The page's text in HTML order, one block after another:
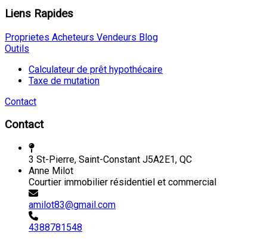
Liens Rapides
Proprietes Acheteurs Vendeurs Blog
Outils
Calculateur de prêt hypothécaire
Taxe de mutation
Contact
Contact
3 St-Pierre, Saint-Constant J5A2E1, QC
Anne Milot
Courtier immobilier résidentiel et commercial
amilot83@gmail.com
4388781548